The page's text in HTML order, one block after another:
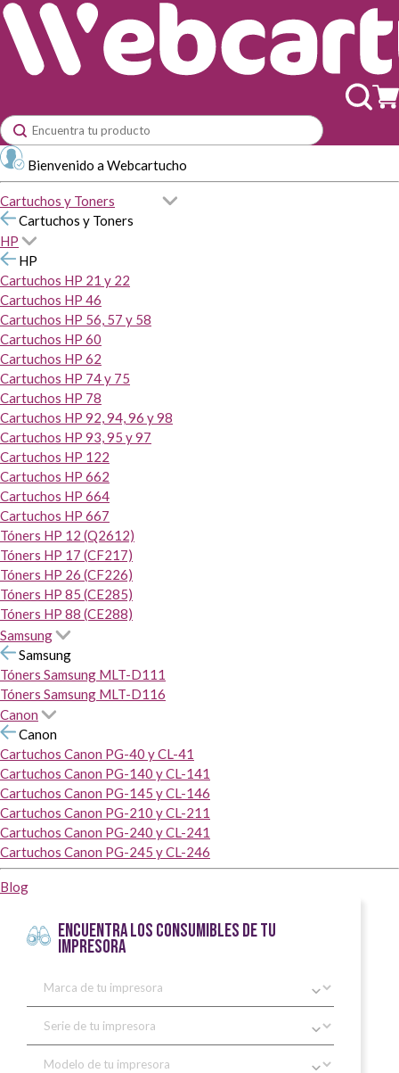
Bienvenido a Webcartucho
Cartuchos y Toners
Cartuchos y Toners
HP
HP
Cartuchos HP 21 y 22
Cartuchos HP 46
Cartuchos HP 56, 57 y 58
Cartuchos HP 60
Cartuchos HP 62
Cartuchos HP 74 y 75
Cartuchos HP 78
Cartuchos HP 92, 94, 96 y 98
Cartuchos HP 93, 95 y 97
Cartuchos HP 122
Cartuchos HP 662
Cartuchos HP 664
Cartuchos HP 667
Tóners HP 12 (Q2612)
Tóners HP 17 (CF217)
Tóners HP 26 (CF226)
Tóners HP 85 (CE285)
Tóners HP 88 (CE288)
Samsung
Samsung
Tóners Samsung MLT-D111
Tóners Samsung MLT-D116
Canon
Canon
Cartuchos Canon PG-40 y CL-41
Cartuchos Canon PG-140 y CL-141
Cartuchos Canon PG-145 y CL-146
Cartuchos Canon PG-210 y CL-211
Cartuchos Canon PG-240 y CL-241
Cartuchos Canon PG-245 y CL-246
Blog
ENCUENTRA LOS CONSUMIBLES DE TU
IMPRESORA